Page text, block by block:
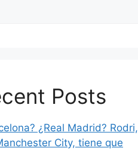
Posts
¿Real Madrid? Rodri,
City, tiene que